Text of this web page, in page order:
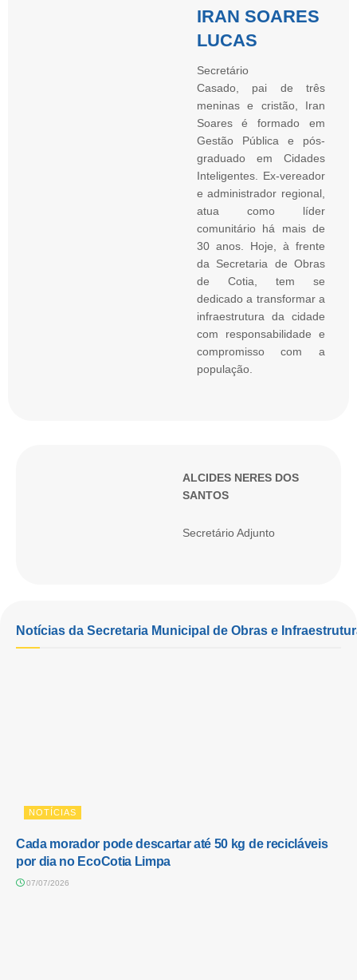
IRAN SOARES
LUCAS
Secretário
Casado, pai de três
meninas e cristão, Iran
Soares é formado em
Gestão Pública e pós-
graduado em Cidades
Inteligentes. Ex-vereador
e administrador regional,
atua como líder
comunitário há mais de
30 anos. Hoje, à frente
da Secretaria de Obras
de Cotia, tem se
dedicado a transformar a
infraestrutura da cidade
com responsabilidade e
compromisso com a
população.
ALCIDES NERES DOS
SANTOS
Secretário Adjunto
Notícias da Secretaria Municipal de Obras e
NOTÍCIAS
Cada morador pode descartar até 50 kg de recicláveis
por dia no EcoCotia Limpa
07/07/2026